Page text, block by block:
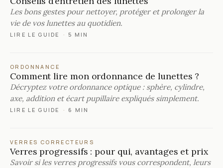
Les bons gestes pour nettoyer, protéger et prolonger la
vie de vos lunettes au quotidien.
LIRE LE GUIDE · 5 MIN
ORDONNANCE
Comment lire mon ordonnance de lunettes ?
Décryptez votre ordonnance optique : sphère, cylindre,
axe, addition et écart pupillaire expliqués simplement.
LIRE LE GUIDE · 6 MIN
VERRES CORRECTEURS
Verres progressifs : pour qui, avantages et prix
Savoir si les verres progressifs vous correspondent, leurs